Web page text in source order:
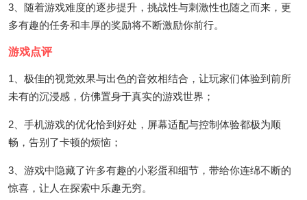
3、随着游戏难度的逐步提升，挑战性与刺激性也随之而来，更
多有趣的任务和丰厚的奖励将不断激励你前行。
游戏点评
1、极佳的视觉效果与出色的音效相结合，让玩家们体验到前所
未有的沉浸感，仿佛置身于真实的游戏世界；
2、手机游戏的优化恰到好处，屏幕适配与控制体验都极为顺
畅，告别了卡顿的烦恼；
3、游戏中隐藏了许多有趣的小彩蛋和细节，带给你连绵不断的
惊喜，让人在探索中乐趣无穷。